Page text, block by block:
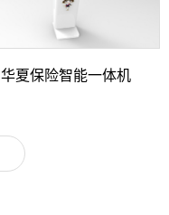
华夏保险智能一体机